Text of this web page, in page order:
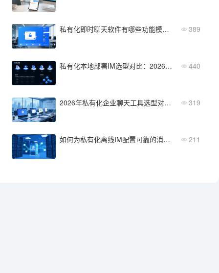
私有化即时聊天软件有哪些功能模块？通信、协作、管理全解析 389
私有化本地部署IM选型对比：2026年五大主流方案优劣势深度解析 440
2026年私有化企业聊天工具选型对比：四大主流方案深度评测 319
如何为私有化离线IM配置可靠的消息持久化存储方案 211